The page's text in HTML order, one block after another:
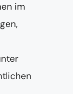
im